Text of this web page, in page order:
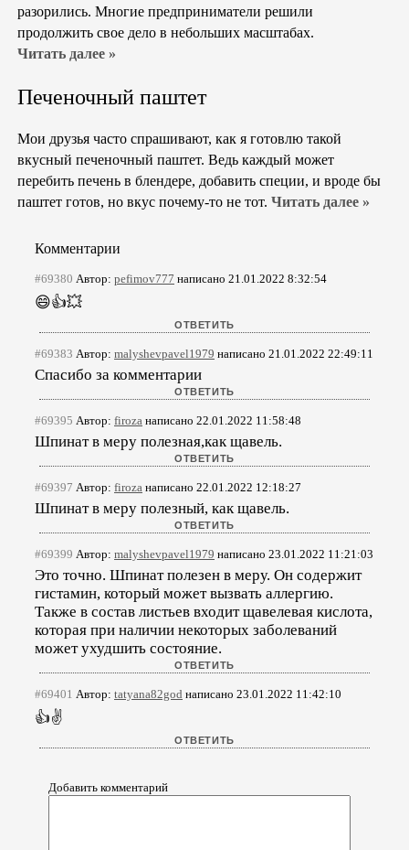
разорились. Многие предприниматели решили
продолжить свое дело в небольших масштабах.
Читать далее »
Печеночный паштет
Мои друзья часто спрашивают, как я готовлю такой
вкусный печеночный паштет. Ведь каждый может
перебить печень в блендере, добавить специи, и вроде бы
паштет готов, но вкус почему-то не тот. Читать далее »
Комментарии
#69380 Автор: pefimov777 написано 21.01.2022 8:32:54
😄👍💥
#69383 Автор: malyshevpavel1979 написано 21.01.2022 22:49:11
Спасибо за комментарии
#69395 Автор: firoza написано 22.01.2022 11:58:48
Шпинат в меру полезная,как щавель.
#69397 Автор: firoza написано 22.01.2022 12:18:27
Шпинат в меру полезный, как щавель.
#69399 Автор: malyshevpavel1979 написано 23.01.2022 11:21:03
Это точно. Шпинат полезен в меру. Он содержит
гистамин, который может вызвать аллергию.
Также в состав листьев входит щавелевая кислота,
которая при наличии некоторых заболеваний
может ухудшить состояние.
#69401 Автор: tatyana82god написано 23.01.2022 11:42:10
👍✌
Добавить комментарий